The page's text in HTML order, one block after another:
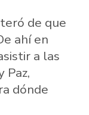
de que
ahí en
a las
Paz,
dónde